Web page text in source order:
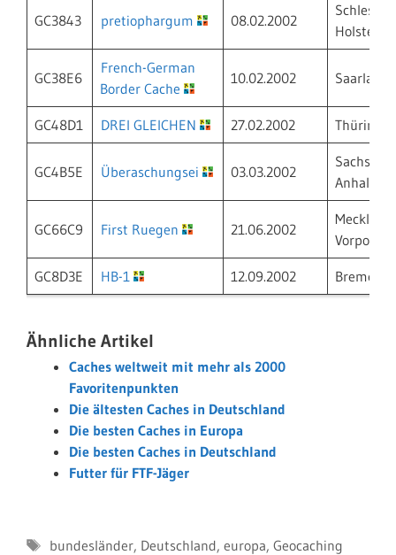
GC3843 pretiophargum 08.02.2002
Holstein
GC38E6
French-German
Border Cache
10.02.2002 Saarland
GC48D1 DREI GLEICHEN 27.02.2002
GC4B5E Überaschungsei 03.03.2002
Sachsen-
Anhalt
GC66C9 First Ruegen 21.06.2002
GC8D3E HB-1 12.09.2002 Bremen
Ähnliche Artikel
Caches weltweit mit mehr als 2000
Favoritenpunkten
Die ältesten Caches in Deutschland
Die besten Caches in Europa
Die besten Caches in Deutschland
Futter für FTF-Jäger
Schlagwörter
bundesländer, Deutschland, europa, Geocaching